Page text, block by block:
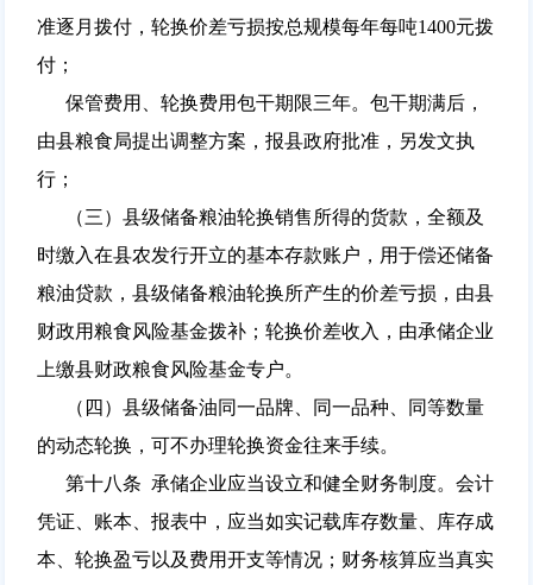
准逐月拨付，轮换价差亏损按总规模每年每吨1400元拨
付；
保管费用、轮换费用包干期限三年。包干期满后，
由县粮食局提出调整方案，报县政府批准，另发文执
行；
（三）县级储备粮油轮换销售所得的货款，全额及
时缴入在县农发行开立的基本存款账户，用于偿还储备
粮油贷款，县级储备粮油轮换所产生的价差亏损，由县
财政用粮食风险基金拨补；轮换价差收入，由承储企业
上缴县财政粮食风险基金专户。
（四）县级储备油同一品牌、同一品种、同等数量
的动态轮换，可不办理轮换资金往来手续。
第十八条 承储企业应当设立和健全财务制度。会计
凭证、账本、报表中，应当如实记载库存数量、库存成
本、轮换盈亏以及费用开支等情况；财务核算应当真实